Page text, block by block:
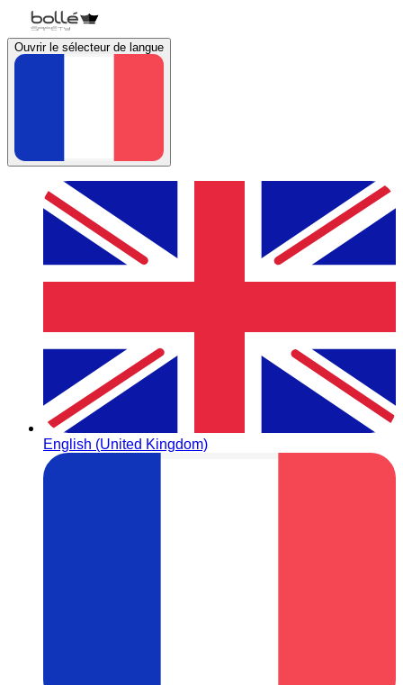
Ouvrir le sélecteur de langue
English (United Kingdom)